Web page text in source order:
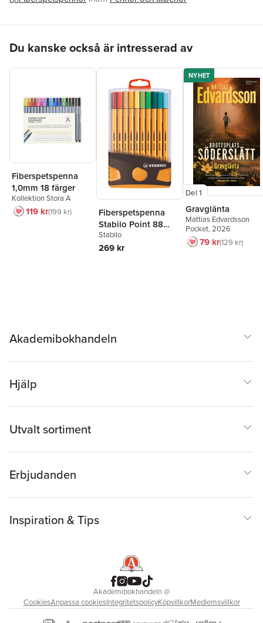
Du kanske också är intresserad av
Fiberspetspenna
1,0mm 18 färger
Kollektion Stora A
119 kr199 kr
Fiberspetspenna
Stabilo Point 88
Colorparade 20
färger
Stabilo
269 kr
NYHET
Del 1
Gravglänta
Mattias Edvardsson
Pocket, 2026
79 kr129 kr
Akademibokhandeln
Hjälp
Utvalt sortiment
Erbjudanden
Inspiration & Tips
Akademibokhandeln@
CookiesAnpassa cookiesIntegritetspolicyKöpvillkorMedlemsvillkor